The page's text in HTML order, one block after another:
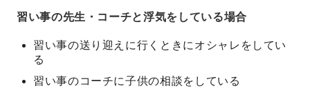
習い事の先生・コーチと浮気をしている場合
習い事の送り迎えに行くときにオシャレをしてい
る
習い事のコーチに子供の相談をしている